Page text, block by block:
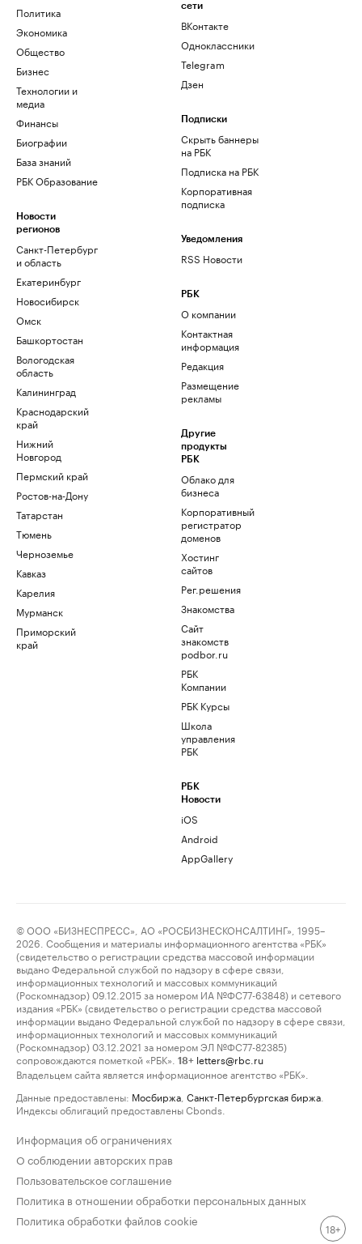
Политика
Экономика
Общество
Бизнес
Технологии и
медиа
Финансы
Биографии
База знаний
РБК Образование
Новости
регионов
Санкт-Петербург
и область
Екатеринбург
Новосибирск
Омск
Башкортостан
Вологодская
область
Калининград
Краснодарский
край
Нижний
Новгород
Пермский край
Ростов-на-Дону
Татарстан
Тюмень
Черноземье
Кавказ
Карелия
Мурманск
Приморский
край
сети
ВКонтакте
Одноклассники
Telegram
Дзен
Подписки
Скрыть баннеры
на РБК
Подписка на РБК
Корпоративная
подписка
Уведомления
RSS Новости
РБК
О компании
Контактная
информация
Редакция
Размещение
рекламы
Другие
продукты
РБК
Облако для
бизнеса
Корпоративный
регистратор
доменов
Хостинг
сайтов
Рег.решения
Знакомства
Сайт
знакомств
podbor.ru
РБК
Компании
РБК Курсы
Школа
управления
РБК
РБК
Новости
iOS
Android
AppGallery
© ООО «БИЗНЕСПРЕСС», АО «РОСБИЗНЕСКОНСАЛТИНГ», 1995–
2026. Сообщения и материалы информационного агентства «РБК»
(свидетельство о регистрации средства массовой информации
выдано Федеральной службой по надзору в сфере связи,
информационных технологий и массовых коммуникаций
(Роскомнадзор) 09.12.2015 за номером ИА №ФС77-63848) и сетевого
издания «РБК» (свидетельство о регистрации средства массовой
информации выдано Федеральной службой по надзору в сфере связи,
информационных технологий и массовых коммуникаций
(Роскомнадзор) 03.12.2021 за номером ЭЛ №ФС77-82385)
сопровождаются пометкой «РБК».
18+ letters@rbc.ru
Владельцем сайта является информационное агентство «РБК».
Данные предоставлены: Мосбиржа Санкт-Петербургская биржа
Индексы облигаций предоставлены Cbonds.
Информация об ограничениях
О соблюдении авторских прав
Пользовательское соглашение
Политика в отношении обработки персональных данных
Политика обработки файлов cookie
18+